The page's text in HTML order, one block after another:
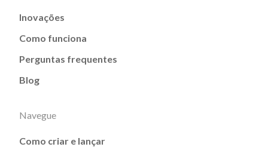
Inovações
Como funciona
Perguntas frequentes
Blog
Navegue
Como criar e lançar